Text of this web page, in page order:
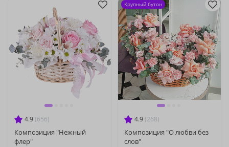
4.9 (656)
Композиция "Нежный
флер"
4.9 (268)
Композиция "О любви без
слов"
Крупный бутон